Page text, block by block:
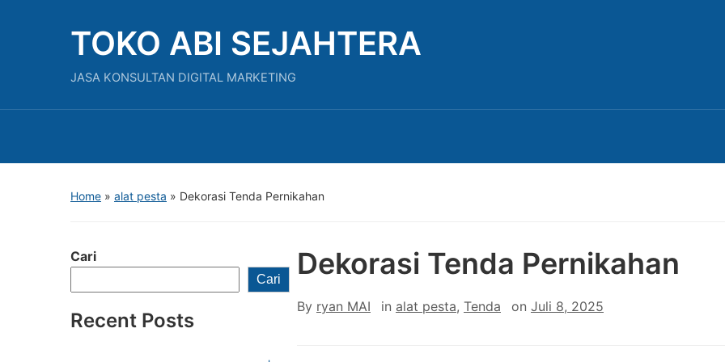
TOKO ABI SEJAHTERA
JASA KONSULTAN DIGITAL MARKETING
Home » alat pesta » Dekorasi Tenda Pernikahan
Cari
Cari
Recent Posts
Dekorasi Tenda Pernikahan
By ryan MAI in alat pesta, Tenda on Juli 8, 2025